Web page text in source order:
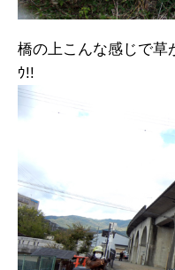
橋の上こんな感じで草
ｳ!!